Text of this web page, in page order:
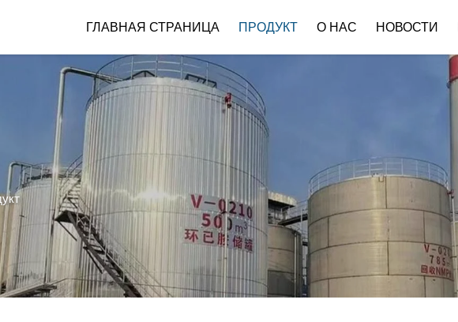
ГЛАВНАЯ СТРАНИЦА ПРОДУКТ О НАС НОВОСТИ